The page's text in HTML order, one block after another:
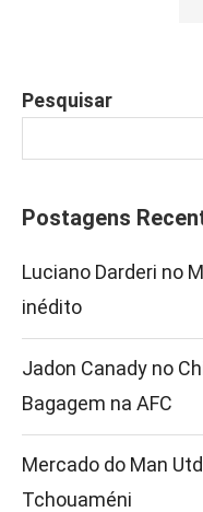
Pesquisar
Postagens
Luciano Darderi no
inédito
Jadon Canady no
Bagagem na AFC
Mercado do Man
Tchouaméni